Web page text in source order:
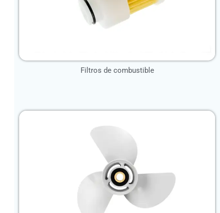
Filtros de combustible